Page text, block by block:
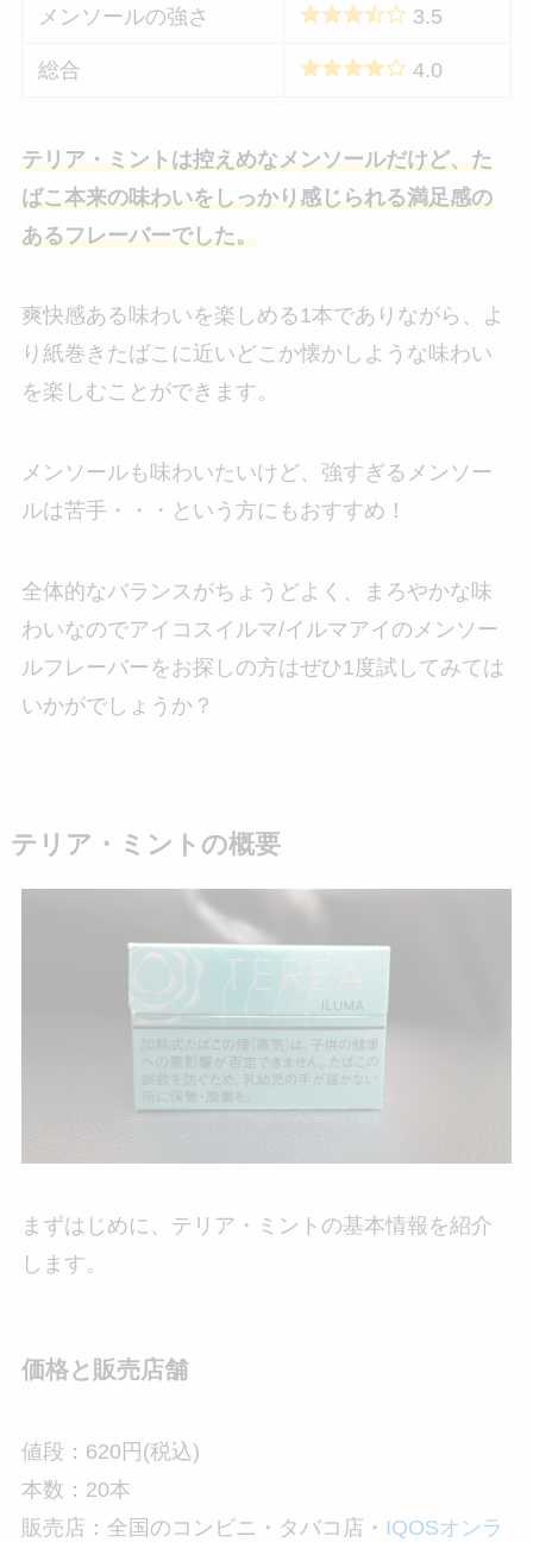
メンソールの強さ 3.5
総合 4.0
テリア・ミントは控えめなメンソールだけど、た
ばこ本来の味わいをしっかり感じられる満足感の
あるフレーバーでした。
爽快感ある味わいを楽しめる1本でありながら、よ
り紙巻きたばこに近いどこか懐かしような味わい
を楽しむことができます。
メンソールも味わいたいけど、強すぎるメンソー
ルは苦手・・・という方にもおすすめ！
全体的なバランスがちょうどよく、まろやかな味
わいなのでアイコスイルマ/イルマアイのメンソー
ルフレーバーをお探しの方はぜひ1度試してみては
いかがでしょうか？
テリア・ミントの概要
まずはじめに、テリア・ミントの基本情報を紹介
します。
価格と販売店舗
値段：620円(税込)
本数：20本
販売店：全国のコンビニ・タバコ店・ IQOSオンラ